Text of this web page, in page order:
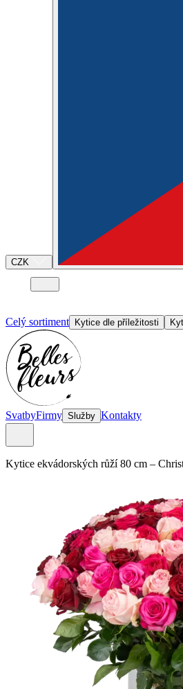
CZK
Celý sortiment Kytice dle příležitosti
SvatbyFirmy Služby Kontakty
kytice ekvádorských růží 80 cm –